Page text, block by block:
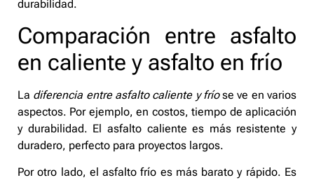
durabilidad.
Comparación entre asfalto
en caliente y asfalto en frío
La diferencia entre asfalto caliente y fríose ve en varios
aspectos. Por ejemplo, en costos, tiempo de aplicación
y durabilidad. El asfalto caliente es más resistente y
duradero, perfecto para proyectos largos.
Por otro lado, el asfalto frío es más barato y rápido. Es